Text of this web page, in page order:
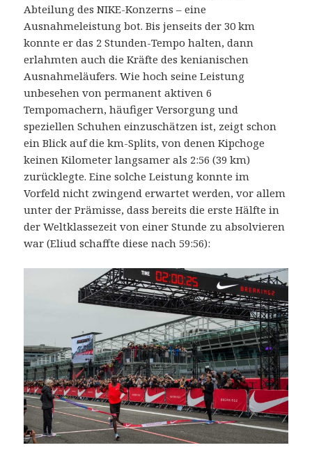
Abteilung des NIKE-Konzerns – eine
Ausnahmeleistung bot. Bis jenseits der 30 km
konnte er das 2 Stunden-Tempo halten, dann
erlahmten auch die Kräfte des kenianischen
Ausnahmeläufers. Wie hoch seine Leistung
unbesehen von permanent aktiven 6
Tempomachern, häufiger Versorgung und
speziellen Schuhen einzuschätzen ist, zeigt schon
ein Blick auf die km-Splits, von denen Kipchoge
keinen Kilometer langsamer als 2:56 (39 km)
zurücklegte. Eine solche Leistung konnte im
Vorfeld nicht zwingend erwartet werden, vor allem
unter der Prämisse, dass bereits die erste Hälfte in
der Weltklassezeit von einer Stunde zu absolvieren
war (Eliud schaffte diese nach 59:56):